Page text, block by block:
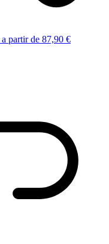
a partir de 87,90 €